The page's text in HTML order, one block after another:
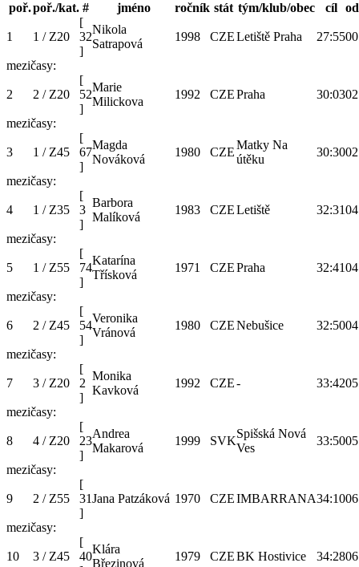
poř.poř./kat. # jméno ročník stát tým/klub/obec cíl
1 1 / Z20
[
32
]
Nikola
Satrapová
1998 CZELetiště Praha 27:55
mezičasy:
2 2 / Z20
[
52
]
Marie
Milickova
1992 CZEPraha 30:03
mezičasy:
3 1 / Z45
[
67
]
Magda
Nováková
1980 CZE
Matky Na
útěku
30:30
mezičasy:
4 1 / Z35
[
3
]
Barbora
Malíková
1983 CZELetiště 32:31
mezičasy:
5 1 / Z55
[
74
]
Katarína
Třísková
1971 CZEPraha 32:41
mezičasy:
6 2 / Z45
[
54
]
Veronika
Vránová
1980 CZENebušice 32:50
mezičasy:
7 3 / Z20
[
2
]
Monika
Kavková
1992 CZE- 33:42
mezičasy:
8 4 / Z20
[
23
]
Andrea
Makarová
1999 SVK
Spišská Nová
Ves
33:50
mezičasy:
9 2 / Z55
[
31
]
Jana Patzáková 1970 CZEIMBARRANA34:10
mezičasy:
10 3 / Z45
[
40
Klára
Březinová
1979 CZEBK Hostivice 34:28